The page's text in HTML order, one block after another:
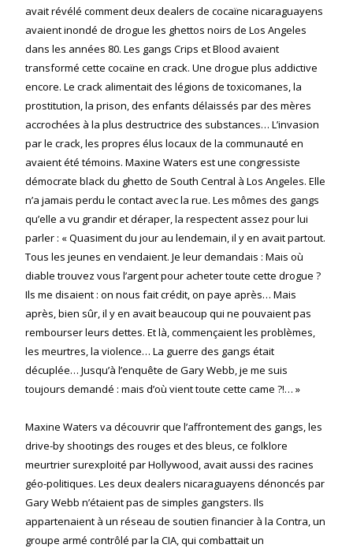
avait révélé comment deux dealers de cocaïne nicaraguayens
avaient inondé de drogue les ghettos noirs de Los Angeles
dans les années 80. Les gangs Crips et Blood avaient
transformé cette cocaïne en crack. Une drogue plus addictive
encore. Le crack alimentait des légions de toxicomanes, la
prostitution, la prison, des enfants délaissés par des mères
accrochées à la plus destructrice des substances… L’invasion
par le crack, les propres élus locaux de la communauté en
avaient été témoins. Maxine Waters est une congressiste
démocrate black du ghetto de South Central à Los Angeles. Elle
n’a jamais perdu le contact avec la rue. Les mômes des gangs
qu’elle a vu grandir et déraper, la respectent assez pour lui
parler : « Quasiment du jour au lendemain, il y en avait partout.
Tous les jeunes en vendaient. Je leur demandais : Mais où
diable trouvez vous l’argent pour acheter toute cette drogue ?
Ils me disaient : on nous fait crédit, on paye après… Mais
après, bien sûr, il y en avait beaucoup qui ne pouvaient pas
rembourser leurs dettes. Et là, commençaient les problèmes,
les meurtres, la violence… La guerre des gangs était
décuplée… Jusqu’à l’enquête de Gary Webb, je me suis
toujours demandé : mais d’où vient toute cette came ?!… »
Maxine Waters va découvrir que l’affrontement des gangs, les
drive-by shootings des rouges et des bleus, ce folklore
meurtrier surexploité par Hollywood, avait aussi des racines
géo-politiques. Les deux dealers nicaraguayens dénoncés par
Gary Webb n’étaient pas de simples gangsters. Ils
appartenaient à un réseau de soutien financier à la Contra, un
groupe armé contrôlé par la CIA, qui combattait un